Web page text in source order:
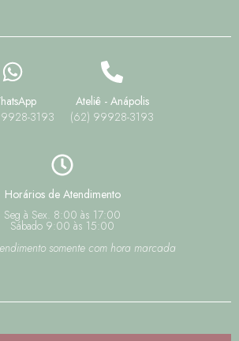
3193
Ateliê - Anápolis
(62) 99928-3193
Horários de Atendimento
Seg à Sex. 8:00 às 17:00
Sábado 9:00 às 15:00
somente com hora marcada